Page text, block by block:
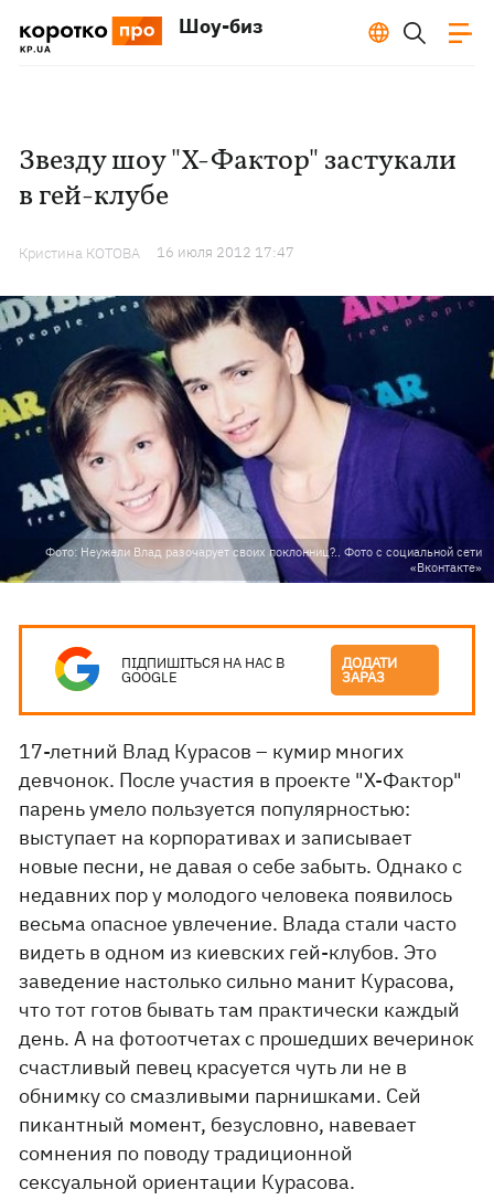
Шоу-биз
Звезду шоу "Х-Фактор" застукали
в гей-клубе
Кристина КОТОВА 16 июля 2012 17:47
Фото: Неужели Влад разочарует своих поклонниц?.. Фото с социальной сети
«Вконтакте»
ПІДПИШІТЬСЯ НА НАС В
GOOGLE
ДОДАТИ
ЗАРАЗ
17-летний Влад Курасов – кумир многих
девчонок. После участия в проекте "Х-Фактор"
парень умело пользуется популярностью:
выступает на корпоративах и записывает
новые песни, не давая о себе забыть. Однако с
недавних пор у молодого человека появилось
весьма опасное увлечение. Влада стали часто
видеть в одном из киевских гей-клубов. Это
заведение настолько сильно манит Курасова,
что тот готов бывать там практически каждый
день. А на фотоотчетах с прошедших вечеринок
счастливый певец красуется чуть ли не в
обнимку со смазливыми парнишками. Сей
пикантный момент, безусловно, навевает
сомнения по поводу традиционной
сексуальной ориентации Курасова.